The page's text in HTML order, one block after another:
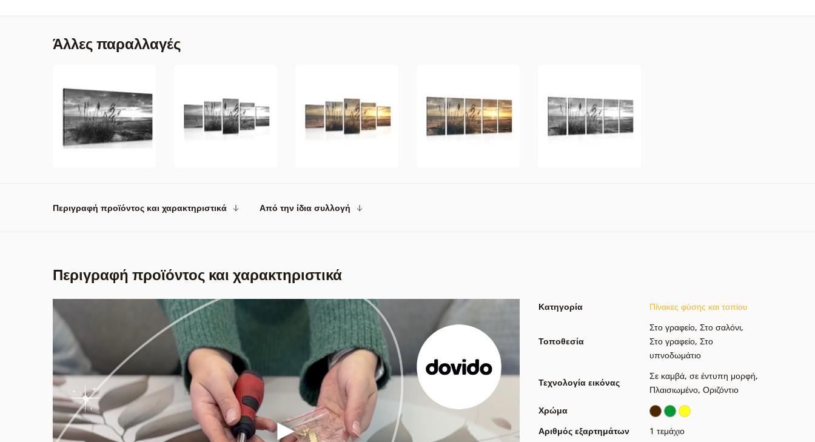
Άλλες παραλλαγές
Περιγραφή προϊόντος και χαρακτηριστικά Από την ίδια συλλογή
Περιγραφή προϊόντος και χαρακτηριστικά
Κατηγορία Πίνακες φύσης και τοπίου
Τοποθεσία
Στο γραφείο, Στο σαλόνι,
Στο γραφείο, Στο
υπνοδωμάτιο
Τεχνολογία εικόνας
Σε καμβά, σε έντυπη μορφή,
Πλαισιωμένο, Οριζόντιο
Χρώμα
Αριθμός εξαρτημάτων
1 τεμάχιο